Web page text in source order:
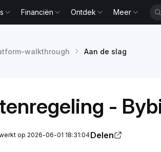
Financiën Ontdek Meer
walkthrough Aan de slag
-
op 2026-06-01 18:31:04Delen